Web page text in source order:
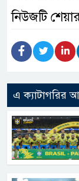
নিউজটি
এ ক্যাটাগরির